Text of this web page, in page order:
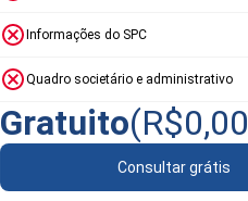
Informações do SPC
Quadro societário e administrativo
Gratuito(R$0,00
Consultar grátis